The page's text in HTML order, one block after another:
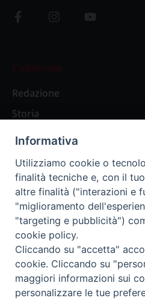
L’editoriale
Redazione
Storia
Abbonamenti
Abbonamento Annuale
Abbonamento Annuale
Abbonamento Singola
Redazione: Pavia, Piazza
Informativa
Utilizziamo cookie o
finalità tecniche e, con il
altre finalità ("interazioni e
"miglioramento
"targeting e pubblicità")
cookie policy.
Cliccando su "accetta"
cookie. Cliccando su
maggiori informazioni sui
personalizzare le tue